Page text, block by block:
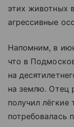
этих животных
агрессивные
Напомним, в
что в
на
на землю. Отец
получил
потребовалась